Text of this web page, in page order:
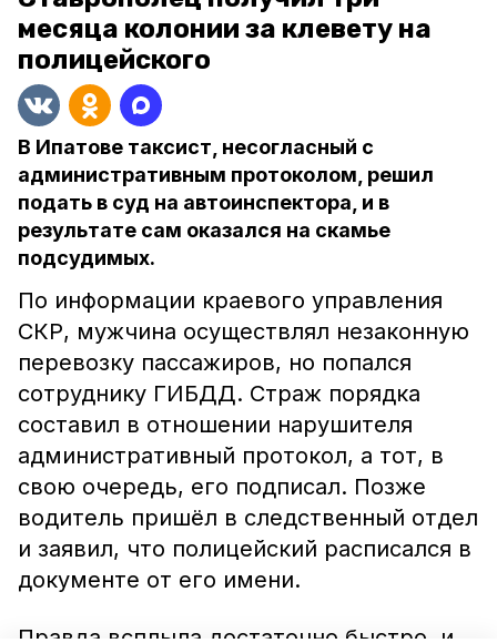
месяца колонии за клевету на
полицейского
В Ипатове таксист, несогласный с
административным протоколом, решил
подать в суд на автоинспектора, и в
результате сам оказался на скамье
подсудимых.
По информации краевого управления
СКР, мужчина осуществлял незаконную
перевозку пассажиров, но попался
сотруднику ГИБДД. Страж порядка
составил в отношении нарушителя
административный протокол, а тот, в
свою очередь, его подписал. Позже
водитель пришёл в следственный отдел
и заявил, что полицейский расписался в
документе от его имени.
Правда всплыла достаточно быстро, и